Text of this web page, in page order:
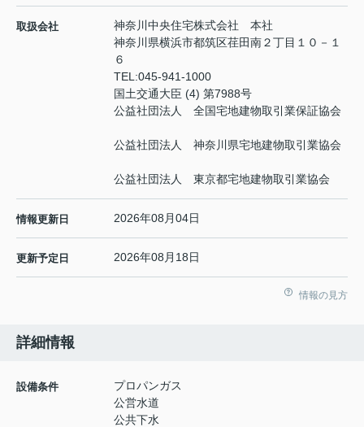
取扱会社
神奈川中央住宅株式会社 本社
神奈川県横浜市都筑区荏田南２丁目１０－１
６
TEL:045-941-1000
国土交通大臣 (4) 第7988号
公益社団法人 全国宅地建物取引業保証協会
公益社団法人 神奈川県宅地建物取引業協会
公益社団法人 東京都宅地建物取引業協会
情報更新日 2026年08月04日
更新予定日 2026年08月18日
情報の見方
詳細情報
設備条件
プロパンガス
公営水道
公共下水